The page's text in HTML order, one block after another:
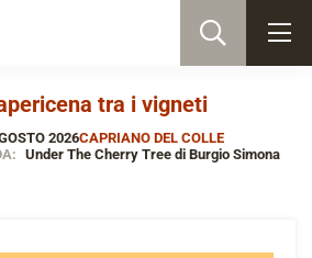
tra i vigneti
2026CAPRIANO DEL COLLE
Under The Cherry Tree di Burgio Simona